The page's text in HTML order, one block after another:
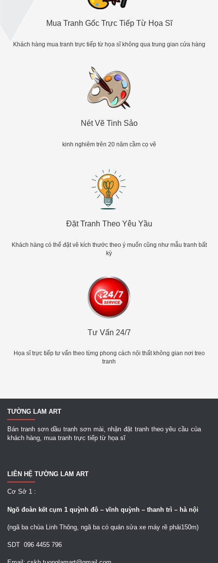
Mua Tranh Gốc Trực Tiếp Từ Họa Sĩ
Khách hàng mua tranh trực tiếp từ họa sĩ không qua trung gian cửa hàng
Nét Vẽ Tinh Sảo
kinh nghiêm trên 20 năm cầm cọ vẽ
Đặt Tranh Theo Yêu Yầu
Khách hàng có thể đặt vẽ kích thước theo ý muốn cũng như mẫu tranh bất
kỳ
Tư Vấn 24/7
Họa sĩ trực tiếp tư vấn theo từng phong cách nội thất không gian nơi treo
tranh
TƯỜNG LAM ART
Bán tranh sơn dầu tranh sơn mài, nhận đặt tranh theo yêu cầu của
khách hàng, mua tranh trực tiếp từ họa sĩ
LIÊN HỆ TƯỜNG LAM ART
Cơ Sở 1 :
Ngõ đoàn kết cụm 1 quỳnh đô – vĩnh quỳnh – thanh trì – hà nội
(ngã ba chùa Linh Thông, ngã ba có quán sửa xe máy rẽ phải150m)
SDT 096 4455 796